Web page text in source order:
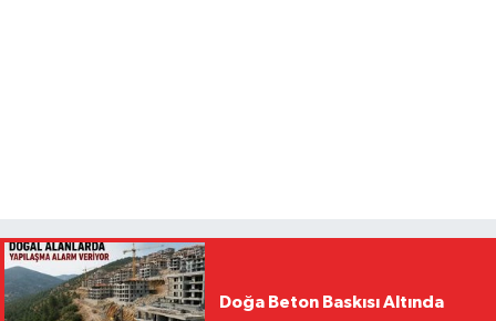
Doğa Beton Baskısı Altında